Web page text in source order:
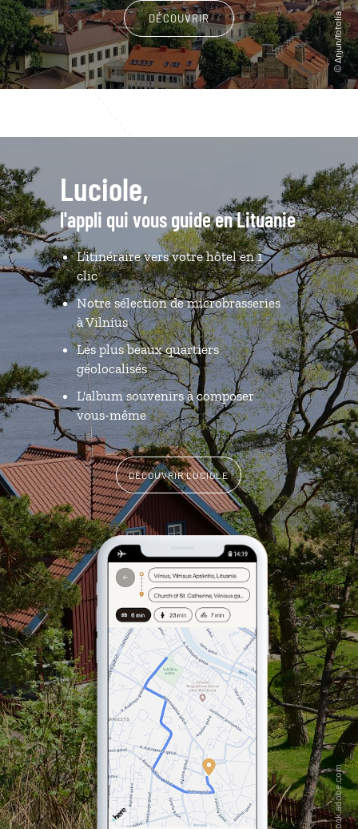
DÉCOUVRIR
Luciole,
l'appli qui vous guide en Lituanie
L’itinéraire vers votre hôtel en 1
clic
Notre sélection de microbrasseries
à Vilnius
Les plus beaux quartiers
géolocalisés
L'album souvenirs à composer
vous-même
DÉCOUVRIR LUCIOLE